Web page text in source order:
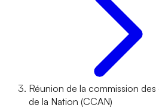
Réunion de la commission
de la Nation (CCAN)